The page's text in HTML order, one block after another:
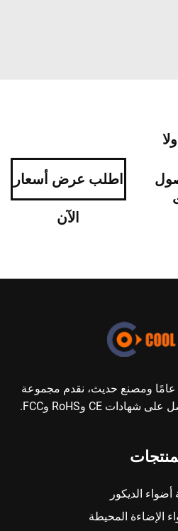
اطلب عرض أسعار
الآن
مدعومًا بخبرة تزيد عن 18 عامًا ومصنع حديث، نقدم مجموعة
الديكور
الإضاءة المحيطة